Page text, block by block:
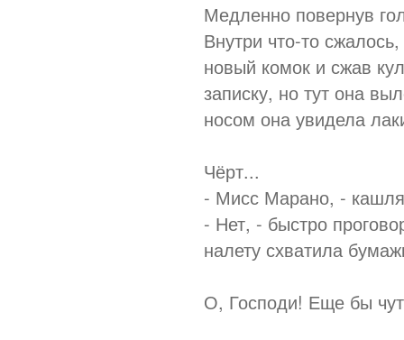
Медленно повернув
Внутри что-то
новый комок и сжав
записку, но тут она
носом она увидела
Чёрт...
- Мисс Марано, -
- Нет, - быстро
налету схватила
О, Господи! Еще бы